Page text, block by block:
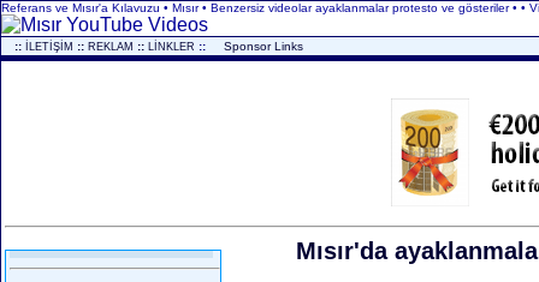
Referans ve Mısır'a Kılavuzu • Mısır • Benzersiz videolar ayaklanmalar protesto ve gösteriler • •
:: İLETİŞİM :: REKLAM :: LİNKLER :: Sponsor Links
Mısır'da